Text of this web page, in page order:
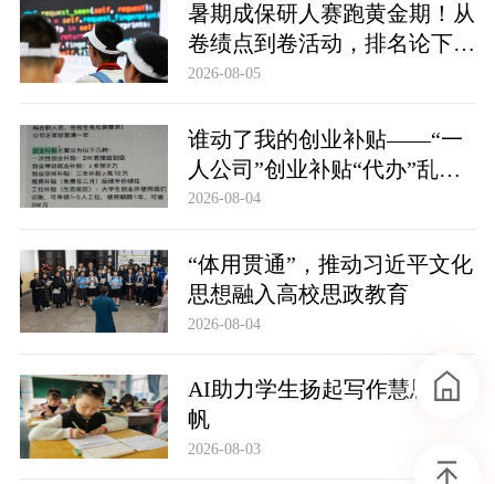
暑期成保研人赛跑黄金期！从
卷绩点到卷活动，排名论下拧
紧发条的大学生
2026-08-05
谁动了我的创业补贴——“一
人公司”创业补贴“代办”乱象
透视
2026-08-04
“体用贯通”，推动习近平文化
思想融入高校思政教育
2026-08-04
AI助力学生扬起写作慧思之
帆
2026-08-03